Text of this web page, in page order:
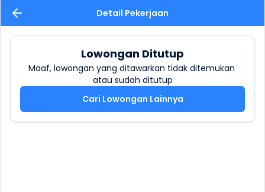
Detail Pekerjaan
Lowongan Ditutup
Maaf, lowongan yang ditawarkan tidak ditemukan
atau sudah ditutup
Cari Lowongan Lainnya